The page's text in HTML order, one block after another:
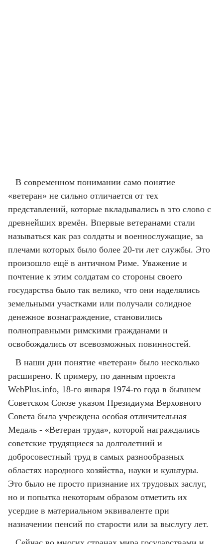
В современном понимании само понятие
«ветеран» не сильно отличается от тех
представлений, которые вкладывались в это слово с
древнейших времён. Впервые ветеранами стали
называться как раз солдаты и военнослужащие, за
плечами которых было более 20-ти лет службы. Это
произошло ещё в античном Риме. Уважение и
почтение к этим солдатам со стороны своего
государства было так велико, что они наделялись
земельными участками или получали солидное
денежное вознаграждение, становились
полноправными римскими гражданами и
освобождались от всевозможных повинностей.
В наши дни понятие «ветеран» было несколько
расширено. К примеру, по данным проекта
WebPlus.info, 18-го января 1974-го года в бывшем
Советском Союзе указом Президиума Верховного
Совета была учреждена особая отличительная
Медаль - «Ветеран труда», которой награждались
советские трудящиеся за долголетний и
добросовестный труд в самых разнообразных
областях народного хозяйства, науки и культуры.
Это было не просто признание их трудовых заслуг,
но и попытка некоторым образом отметить их
усердие в материальном эквиваленте при
назначении пенсий по старости или за выслугу лет.